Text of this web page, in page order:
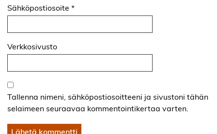
Sähköpostiosoite *
Verkkosivusto
Tallenna nimeni, sähköpostiosoitteeni ja sivustoni tähän
selaimeen seuraavaa kommentointikertaa varten.